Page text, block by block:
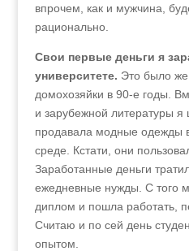
впрочем, как и мужчина,
рационально.
Свои первые деньги я
университете. Это было
домохозяйки в 90‑е годы.
и зарубежной литературы
продавала модные одежды
среде. Кстати, они
Заработанные деньги
ежедневные нужды. С того
диплом и пошла работать,
Считаю и по сей день
опытом.